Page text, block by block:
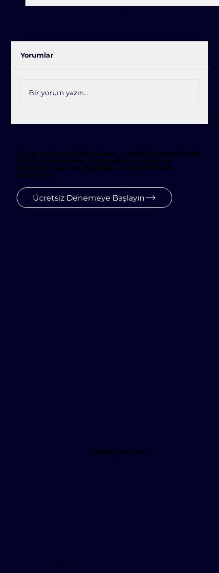
Yorumlar
Bir yorum yazın...
Yapay zekayı basitleştirerek, iş ortaklarımızın; hedef
kitlelerini etkileyen, bilgilendiren ve anlamlı
sonuçlar doğuran diyaloglar oluşturmalarını
sağlıyoruz.
Ücretsiz Denemeye Başlayın
Sistem Durumu
Ürün